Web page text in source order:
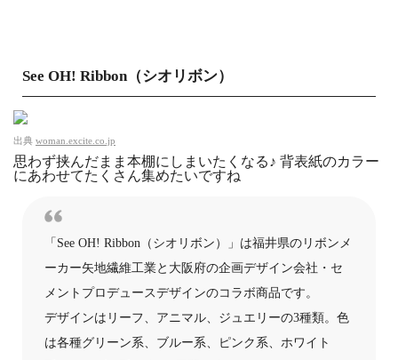
See OH! Ribbon（シオリボン）
出典 woman.excite.co.jp
思わず挟んだまま本棚にしまいたくなる♪ 背表紙のカラー
にあわせてたくさん集めたいですね
「See OH! Ribbon（シオリボン）」は福井県のリボンメ
ーカー矢地繊維工業と大阪府の企画デザイン会社・セ
メントプロデュースデザインのコラボ商品です。
デザインはリーフ、アニマル、ジュエリーの3種類。色
は各種グリーン系、ブルー系、ピンク系、ホワイト